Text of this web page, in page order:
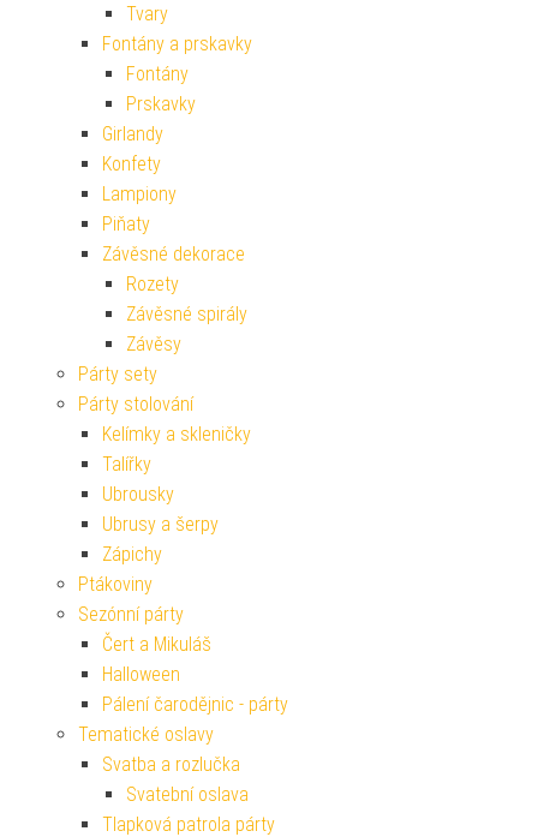
Tvary
Fontány a prskavky
Fontány
Prskavky
Girlandy
Konfety
Lampiony
Piňaty
Závěsné dekorace
Rozety
Závěsné spirály
Závěsy
Párty sety
Párty stolování
Kelímky a skleničky
Talířky
Ubrousky
Ubrusy a šerpy
Zápichy
Ptákoviny
Sezónní párty
Čert a Mikuláš
Halloween
Pálení čarodějnic - párty
Tematické oslavy
Svatba a rozlučka
Svatební oslava
Tlapková patrola párty